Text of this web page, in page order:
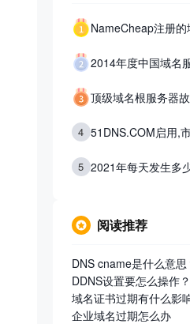
2014年度中国域名
顶级域名根服务器
4 51DNS.COM启用,
5 2021年每天发生多
阅读推荐
DNS cname是什么意思
DDNS设置要怎么操作？
域名证书过期有什么影
企业域名过期怎么办